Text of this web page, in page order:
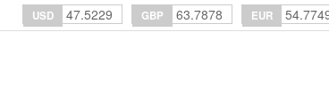
USD 47.5229 GBP 63.7878 EUR